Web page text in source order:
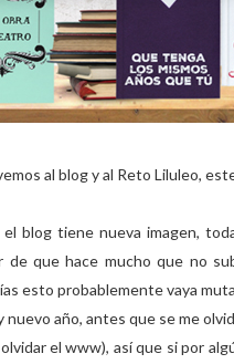
al blog y al Reto Liluleo,
blog tiene nueva imagen,
que hace mucho que no
esto probablemente vaya
año, antes que se me
el www), así que si por